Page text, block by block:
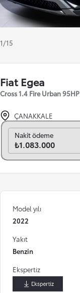
1/15
Fiat Egea
Cross 1.4 Fire Urban 95HP
ÇANAKKALE
Aylık seç
Nakit ödeme
₺1.083.000
Model yılı
2022
Yakıt
Benzin
Ekspertiz
İndir